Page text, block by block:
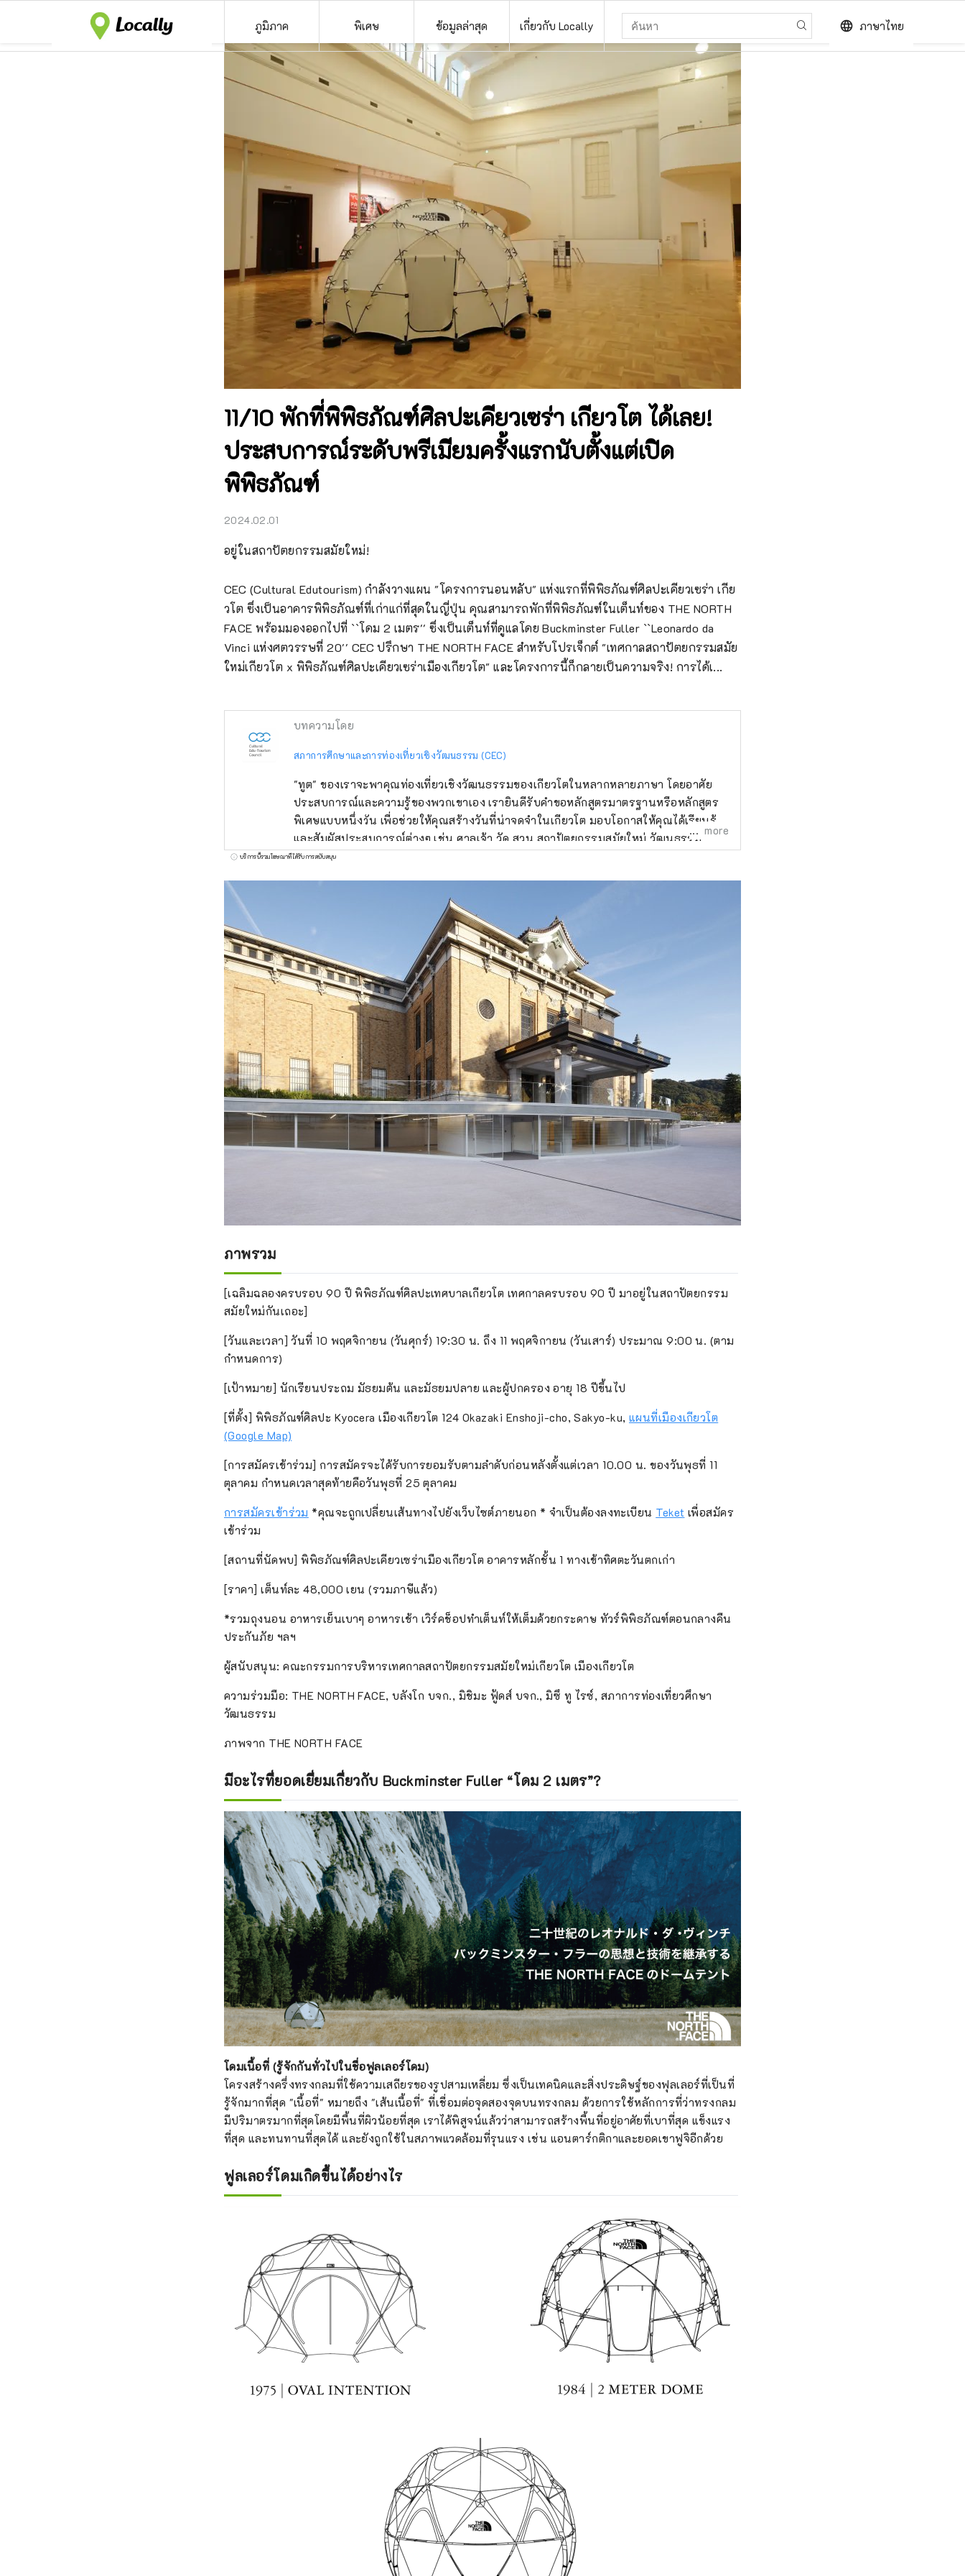
ภูมิภาค พิเศษ ข้อมูลล่าสุด เกี่ยวกับ Locally language ภาษาไทย
11/10 พักที่พิพิธภัณฑ์ศิลปะเคียวเซร่า เกียวโต ได้เลย!
ประสบการณ์ระดับพรีเมียมครั้งแรกนับตั้งแต่เปิด
พิพิธภัณฑ์
2024.02.01
อยู่ในสถาปัตยกรรมสมัยใหม่!
CEC (Cultural Edutourism) กำลังวางแผน "โครงการนอนหลับ" แห่งแรกที่พิพิธภัณฑ์ศิลปะเคียวเซร่า เกีย
วโต ซึ่งเป็นอาคารพิพิธภัณฑ์ที่เก่าแก่ที่สุดในญี่ปุ่น คุณสามารถพักที่พิพิธภัณฑ์ในเต็นท์ของ THE NORTH
FACE พร้อมมองออกไปที่ ``โดม 2 เมตร'' ซึ่งเป็นเต็นท์ที่ดูแลโดย Buckminster Fuller ``Leonardo da
Vinci แห่งศตวรรษที่ 20'' CEC ปรึกษา THE NORTH FACE สำหรับโปรเจ็กต์ "เทศกาลสถาปัตยกรรมสมัย
ใหม่เกียวโต x พิพิธภัณฑ์ศิลปะเคียวเซร่าเมืองเกียวโต" และโครงการนี้ก็กลายเป็นความจริง! การได้เ...
บทความโดย
สภาการศึกษาและการท่องเที่ยวเชิงวัฒนธรรม (CEC)
"ทูต" ของเราจะพาคุณท่องเที่ยวเชิงวัฒนธรรมของเกียวโตในหลากหลายภาษา โดยอาศัย
ประสบการณ์และความรู้ของพวกเขาเอง เรายินดีรับคำขอหลักสูตรมาตรฐานหรือหลักสูตร
พิเศษแบบหนึ่งวัน เพื่อช่วยให้คุณสร้างวันที่น่าจดจำในเกียวโต มอบโอกาสให้คุณได้เรียนรู้
และสัมผัสประสบการณ์ต่างๆ เช่น ศาลเจ้า วัด สวน สถาปัตยกรรมสมัยใหม่ วัฒนธรรม
อาหาร ศิลปะการแสดงแบบดั้งเดิม และอื่นๆ อีกมากมาย รวมถึงพบปะกับผู้คนในท้องถิ่นที่จะ
ธรรมเกียวโตอย่างเต็มที่ตลอดทั้งฤดูกาล
more
บริการนี้รวมโฆษณาที่ได้รับการสนับสนุน
ภาพรวม
[เฉลิมฉลองครบรอบ 90 ปี พิพิธภัณฑ์ศิลปะเทศบาลเกียวโต เทศกาลครบรอบ 90 ปี มาอยู่ในสถาปัตยกรรม
สมัยใหม่กันเถอะ]
[วันและเวลา] วันที่ 10 พฤศจิกายน (วันศุกร์) 19:30 น. ถึง 11 พฤศจิกายน (วันเสาร์) ประมาณ 9:00 น. (ตาม
กำหนดการ)
[เป้าหมาย] นักเรียนประถม มัธยมต้น และมัธยมปลาย และผู้ปกครอง อายุ 18 ปีขึ้นไป
[ที่ตั้ง] พิพิธภัณฑ์ศิลปะ Kyocera เมืองเกียวโต 124 Okazaki Enshoji-cho, Sakyo-ku, แผนที่เมืองเกียวโต
(Google Map)
[การสมัครเข้าร่วม] การสมัครจะได้รับการยอมรับตามลำดับก่อนหลังตั้งแต่เวลา 10.00 น. ของวันพุธที่ 11
ตุลาคม กำหนดเวลาสุดท้ายคือวันพุธที่ 25 ตุลาคม
การสมัครเข้าร่วม *คุณจะถูกเปลี่ยนเส้นทางไปยังเว็บไซต์ภายนอก * จำเป็นต้องลงทะเบียน Teket เพื่อสมัคร
เข้าร่วม
[สถานที่นัดพบ] พิพิธภัณฑ์ศิลปะเคียวเซร่าเมืองเกียวโต อาคารหลักชั้น 1 ทางเข้าทิศตะวันตกเก่า
[ราคา] เต็นท์ละ 48,000 เยน (รวมภาษีแล้ว)
*รวมถุงนอน อาหารเย็นเบาๆ อาหารเช้า เวิร์คช็อปทำเต็นท์ให้เต็มด้วยกระดาษ ทัวร์พิพิธภัณฑ์ตอนกลางคืน
ประกันภัย ฯลฯ
ผู้สนับสนุน: คณะกรรมการบริหารเทศกาลสถาปัตยกรรมสมัยใหม่เกียวโต เมืองเกียวโต
ความร่วมมือ: THE NORTH FACE, บลังโก บจก., มิชิมะ ฟู้ดส์ บจก., มิซึ ทู ไรซ์, สภาการท่องเที่ยวศึกษา
วัฒนธรรม
ภาพจาก THE NORTH FACE
มีอะไรที่ยอดเยี่ยมเกี่ยวกับ Buckminster Fuller “โดม 2 เมตร”?
โดมเนื้อที่ (รู้จักกันทั่วไปในชื่อฟูลเลอร์โดม)
โครงสร้างครึ่งทรงกลมที่ใช้ความเสถียรของรูปสามเหลี่ยม ซึ่งเป็นเทคนิคและสิ่งประดิษฐ์ของฟุลเลอร์ที่เป็นที่
รู้จักมากที่สุด "เนื้อที่" หมายถึง "เส้นเนื้อที่" ที่เชื่อมต่อจุดสองจุดบนทรงกลม ด้วยการใช้หลักการที่ว่าทรงกลม
มีปริมาตรมากที่สุดโดยมีพื้นที่ผิวน้อยที่สุด เราได้พิสูจน์แล้วว่าสามารถสร้างพื้นที่อยู่อาศัยที่เบาที่สุด แข็งแรง
ที่สุด และทนทานที่สุดได้ และยังถูกใช้ในสภาพแวดล้อมที่รุนแรง เช่น แอนตาร์กติกาและยอดเขาฟูจิอีกด้วย
ฟูลเลอร์โดมเกิดขึ้นได้อย่างไร